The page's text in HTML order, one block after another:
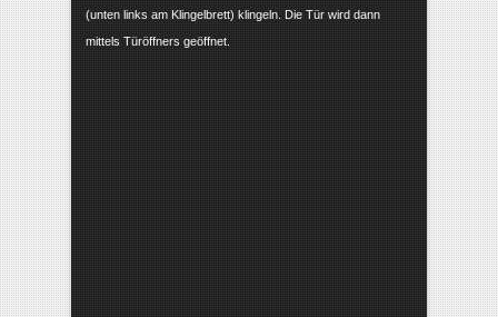
(unten links am Klingelbrett) klingeln. Die Tür wird dann
mittels Türöffners geöffnet.